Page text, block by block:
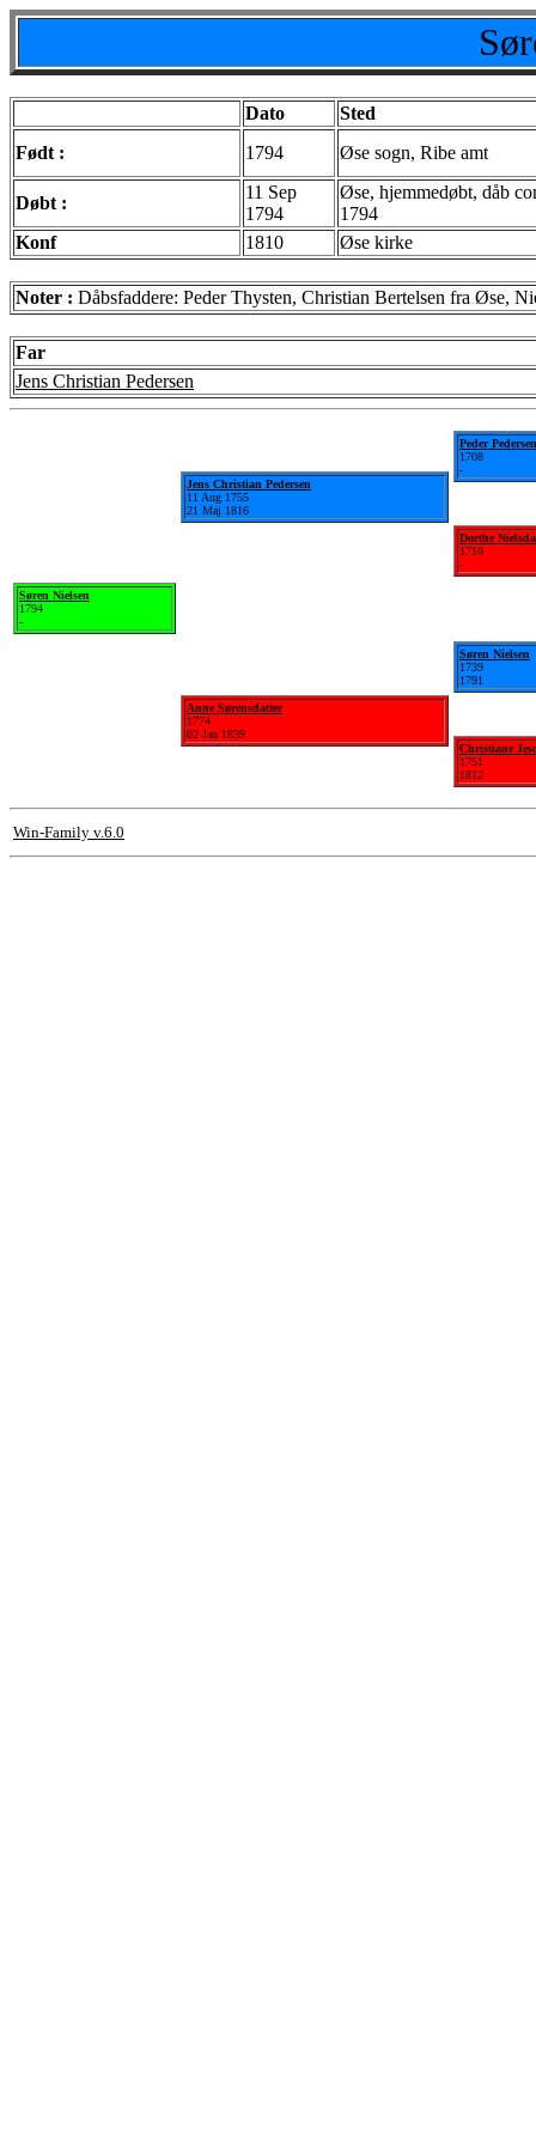
Dato
Sted
Født :
1794 Øse sogn, Ribe amt
Døbt :
11 Sep
1794
Øse, hjemmedøbt, dåb
1794
Konf
1810 Øse kirke
Noter : Dåbsfaddere: Peder Thysten, Christian Bertelsen fra Øse,
Far
Jens Christian Pedersen
Søren Nielsen
1794
-
Jens Christian Pedersen
11 Aug 1755
21 Maj 1816
Anne Sørensdatter
1774
02 Jan 1839
Peder Pedersen
1708
-
Dorthe
1710
-
Søren Nielsen
1739
1791
Christiane
1751
1812
Win-Family v.6.0